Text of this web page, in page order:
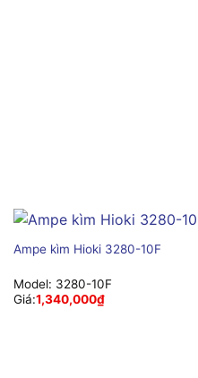
Ampe kìm Hioki 3280-10F
Model: 3280-10F
Giá:1,340,000₫